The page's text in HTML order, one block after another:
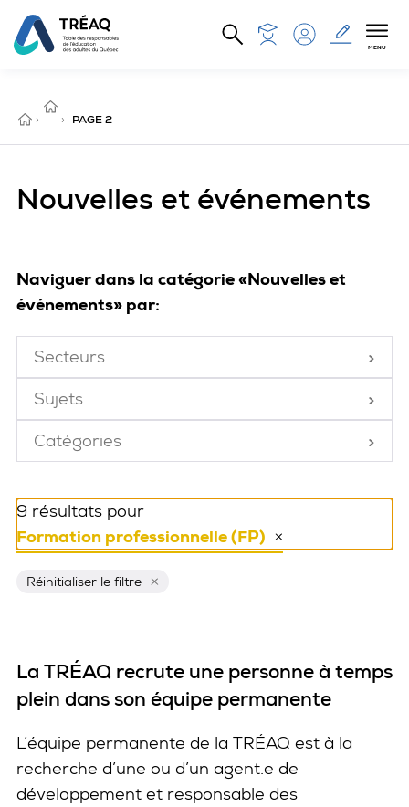
Aller au contenu principal
MENU
ACCUEIL
›
ET
ÉVÉNEMENTS
› PAGE 2
Nouvelles et événements
Naviguer dans la catégorie «Nouvelles et
événements» par:
Secteurs
Fermé
Sujets
Fermé
Catégories
Fermé
9 résultats pour
Formation professionnelle (FP)
Réinitialiser ce filtre
Réinitialiser le filtre
La TRÉAQ recrute une personne à temps
plein dans son équipe permanente
L’équipe permanente de la TRÉAQ est à la
recherche d’une ou d’un agent.e de
développement et responsable des